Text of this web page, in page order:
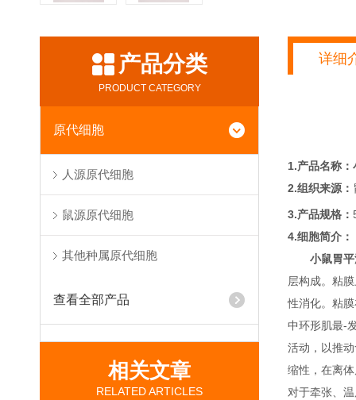
产品分类
PRODUCT CATEGORY
原代细胞
人源原代细胞
鼠源原代细胞
其他种属原代细胞
查看全部产品
相关文章
RELATED ARTICLES
详细
1.产品名称：
2.组织来源：
3.产品规格：
4.细胞简介：
小鼠胃
层构成。粘
性消化。粘
中环形肌最-
活动，以推
缩性，在离
对于牵张、